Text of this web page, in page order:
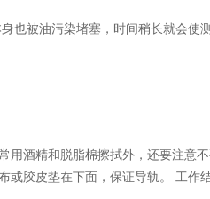
被油污染堵塞，时间稍长就会使
酒精和脱脂棉擦拭外，还要注意
胶皮垫在下面，保证导轨。 工作